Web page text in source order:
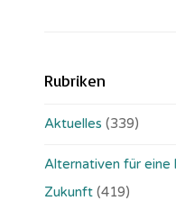
Rubriken
Aktuelles (339)
Alternativen für eine
Zukunft (419)